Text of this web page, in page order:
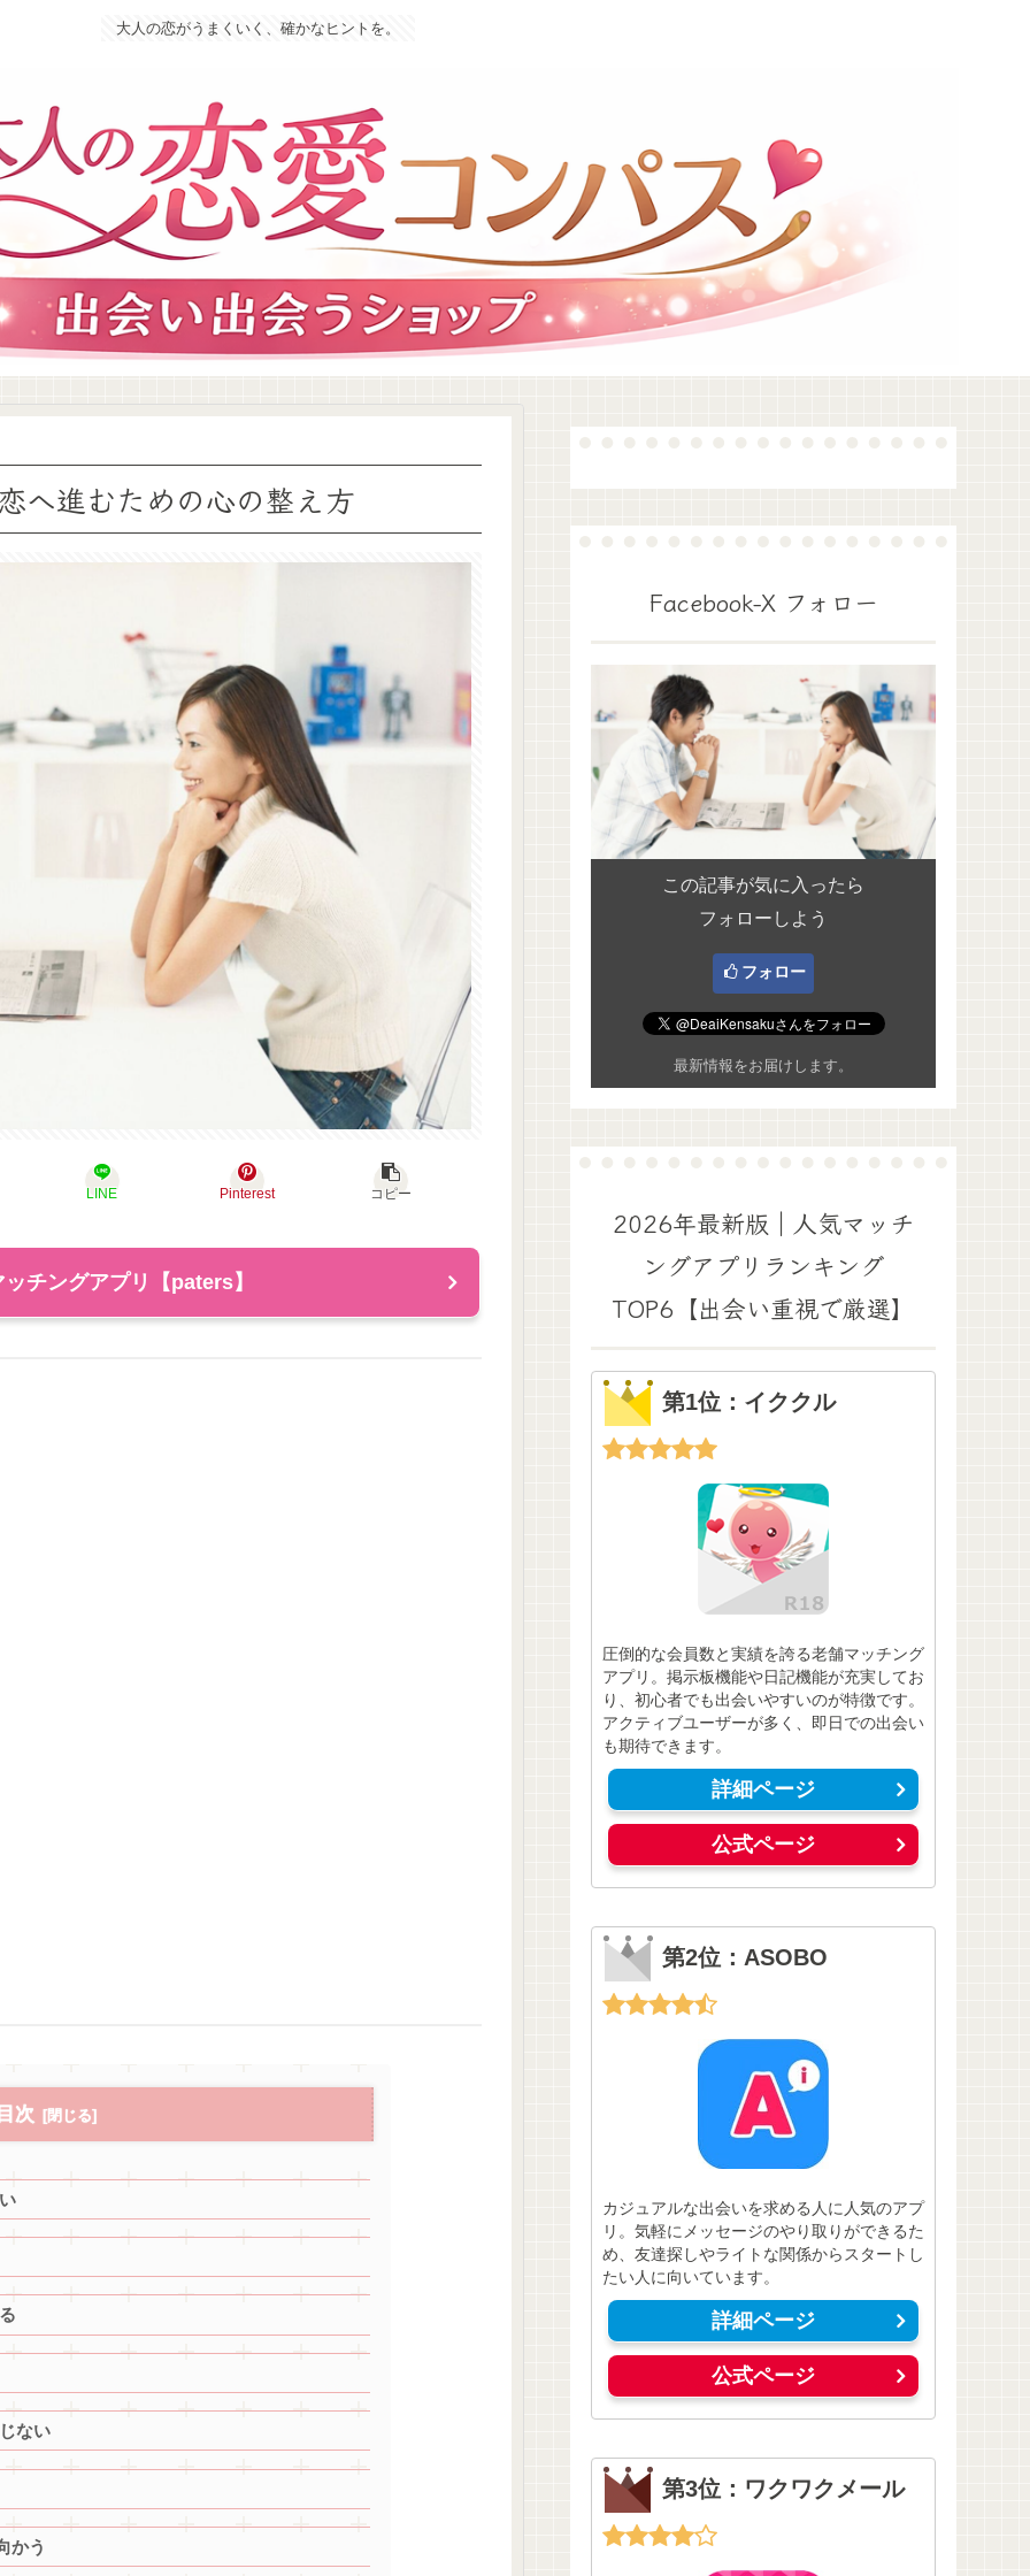
大人の恋がうまくいく、確かなヒントを。
へ進むための心の整え方
LINE Pinterest コピー
チングアプリ【paters】
次
ない
かう
Facebook-X フォロー
この記事が気に入ったら
フォローしよう
フォロー
最新情報をお届けします。
2026年最新版｜人気マッチ
ングアプリランキング
TOP6【出会い重視で厳選】
第1位：イククル
圧倒的な会員数と実績を誇る老舗マッチング
アプリ。掲示板機能や日記機能が充実してお
り、初心者でも出会いやすいのが特徴です。
アクティブユーザーが多く、即日での出会い
も期待できます。
詳細ページ
公式ページ
第2位：ASOBO
カジュアルな出会いを求める人に人気のアプ
リ。気軽にメッセージのやり取りができるた
め、友達探しやライトな関係からスタートし
たい人に向いています。
詳細ページ
公式ページ
第3位：ワクワクメール